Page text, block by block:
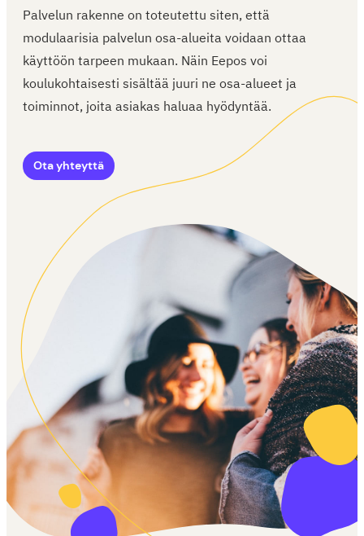
Palvelun rakenne on toteutettu siten, että
modulaarisia palvelun osa-alueita voidaan ottaa
käyttöön tarpeen mukaan. Näin Eepos voi
koulukohtaisesti sisältää juuri ne osa-alueet ja
toiminnot, joita asiakas haluaa hyödyntää.
Ota yhteyttä